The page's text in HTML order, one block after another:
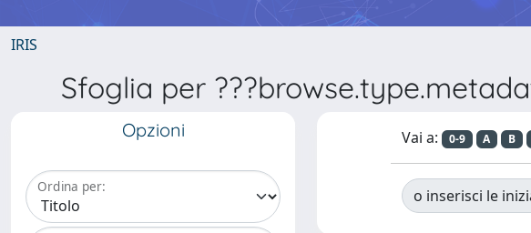
IRIS
Sfoglia per
Opzioni
Ordina per:
Vai a: 0-9 A B
o inserisci le